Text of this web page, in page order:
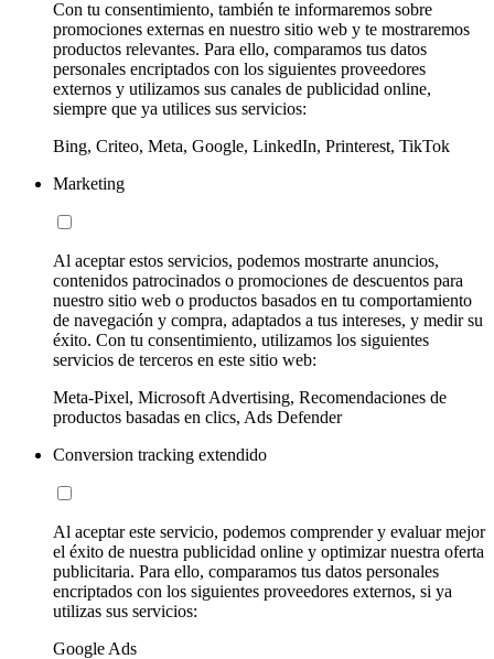
Con tu consentimiento, también te informaremos sobre
promociones externas en nuestro sitio web y te mostraremos
productos relevantes. Para ello, comparamos tus datos
personales encriptados con los siguientes proveedores
externos y utilizamos sus canales de publicidad online,
siempre que ya utilices sus servicios:
Bing, Criteo, Meta, Google, LinkedIn, Printerest, TikTok
Marketing
Al aceptar estos servicios, podemos mostrarte anuncios,
contenidos patrocinados o promociones de descuentos para
nuestro sitio web o productos basados en tu comportamiento
de navegación y compra, adaptados a tus intereses, y medir su
éxito. Con tu consentimiento, utilizamos los siguientes
servicios de terceros en este sitio web:
Meta-Pixel, Microsoft Advertising, Recomendaciones de
productos basadas en clics, Ads Defender
Conversion tracking extendido
Al aceptar este servicio, podemos comprender y evaluar mejor
el éxito de nuestra publicidad online y optimizar nuestra oferta
publicitaria. Para ello, comparamos tus datos personales
encriptados con los siguientes proveedores externos, si ya
utilizas sus servicios:
Google Ads